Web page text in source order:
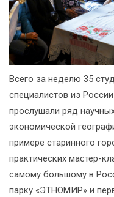
Всего за неделю 35
специалистов из
прослушали ряд
экономической
примере старинного
практических мастер-
самому большому в
парку «ЭТНОМИР» и